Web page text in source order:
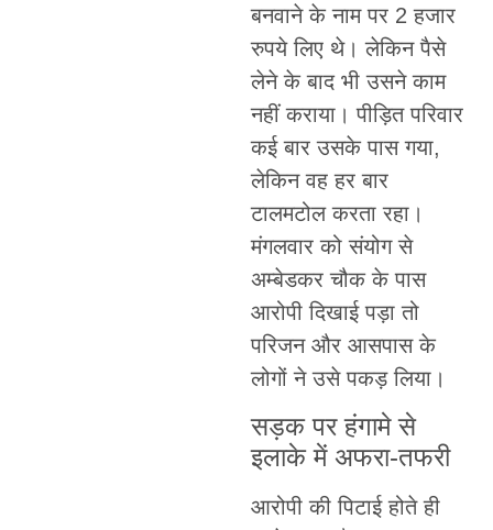
बनवाने के नाम पर 2 हजार
रुपये लिए थे। लेकिन पैसे
लेने के बाद भी उसने काम
नहीं कराया। पीड़ित परिवार
कई बार उसके पास गया,
लेकिन वह हर बार
टालमटोल करता रहा।
मंगलवार को संयोग से
अम्बेडकर चौक के पास
आरोपी दिखाई पड़ा तो
परिजन और आसपास के
लोगों ने उसे पकड़ लिया।
सड़क पर हंगामे से
इलाके में अफरा-तफरी
आरोपी की पिटाई होते ही